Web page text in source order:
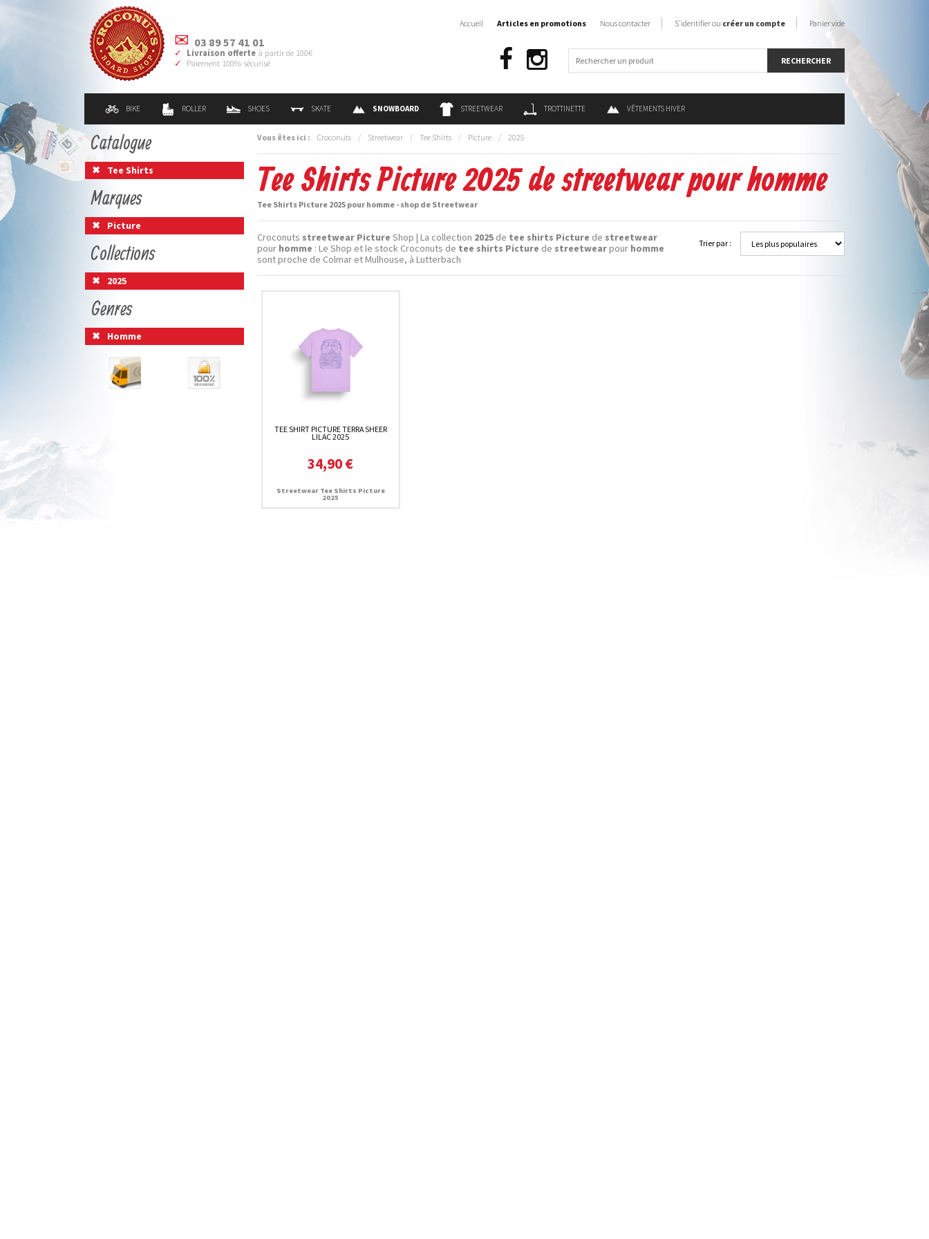
03 89 57 41 01
Livraison offerte à partir de 100€
Paiement 100% sécurisé
BIKE ROLLER SHOES SKATE SNOWBOARD STREETWEAR TROTTINETTE VÊTEMENTS HIVER
Accueil Articles en promotions Nous contacter S'identifier ou créer un compte Panier vide
Vous êtes ici : Croconuts / Streetwear / Tee Shirts / Picture / 2025
Tee Shirts Picture 2025 de streetwear pour homme
Tee Shirts Picture 2025 pour homme - shop de Streetwear
Trier par :
Croconuts streetwear Picture Shop | La collection 2025 de tee shirts Picture de streetwear
pour homme : Le Shop et le stock Croconuts de tee shirts Picture de streetwearpour homme
sont proche de Colmar et Mulhouse, à Lutterbach
TEE SHIRT PICTURE TERRA SHEER
LILAC 2025
34,90 €
Streetwear Tee Shirts Picture
2025
Catalogue
Tee Shirts
Marques
Picture
Collections
2025
Genres
Homme